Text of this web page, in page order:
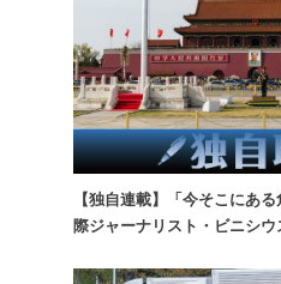
【独自連載】「今そこにあ
際ジャーナリスト・ビニシウ